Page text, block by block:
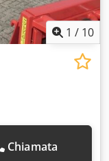
1 / 10
Chiamata